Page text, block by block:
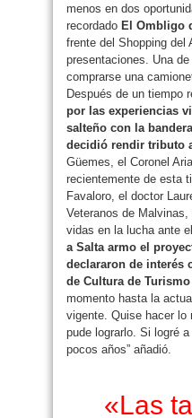
menos en dos
recordado El Ombligo
frente del Shopping del
presentaciones. Una
comprarse una
Después de un tiempo
por las experiencias
salteño con la
decidió rendir tributo
Güemes, el Coronel
recientemente de esta
Favaloro, el doctor
Veteranos de
vidas en la lucha ante
a Salta armo el
declararon de interés
de Cultura de
momento hasta la
vigente. Quise hacer lo
pude lograrlo. Si logré
pocos años” añadió.
«Las